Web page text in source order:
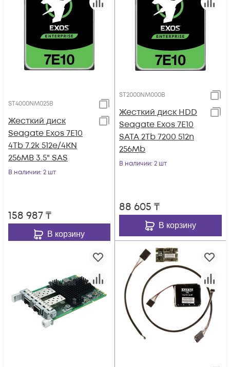
ST4000NM025B
Жесткий диск
Seagate Exos 7E10
4Tb 7.2k 512e/4KN
256MB 3.5" SAS
В наличии: 2 шт
158 987₸
В корзину
ST2000NM000B
Жесткий диск HDD
Seagate Exos 7E10
SATA 2Tb 7200 512n
256Mb
В наличии: 2 шт
88 605 ₸
В корзину